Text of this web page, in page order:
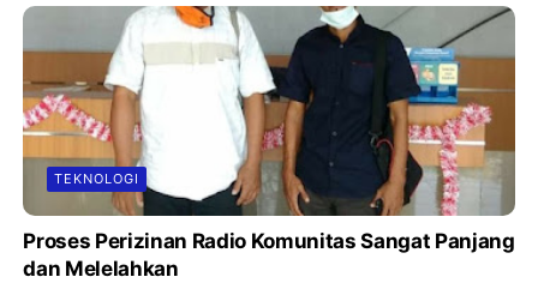
TEKNOLOGI
Proses Perizinan Radio Komunitas Sangat Panjang
dan Melelahkan